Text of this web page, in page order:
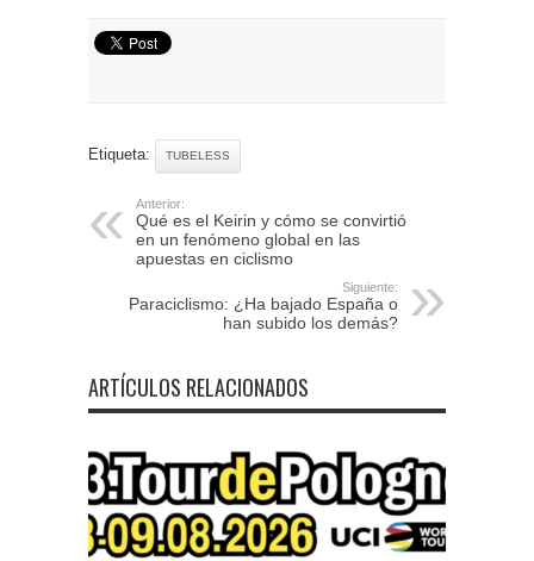
Etiqueta: TUBELESS
Anterior:
Qué es el Keirin y cómo se convirtió
en un fenómeno global en las
apuestas en ciclismo
Siguiente:
Paraciclismo: ¿Ha bajado España o
han subido los demás?
ARTÍCULOS RELACIONADOS